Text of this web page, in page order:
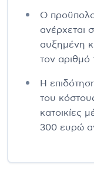
Ο
ανέρχεται
αυξημένη
τον αριθμό
Η
του
κατοικίες
300 ευρώ